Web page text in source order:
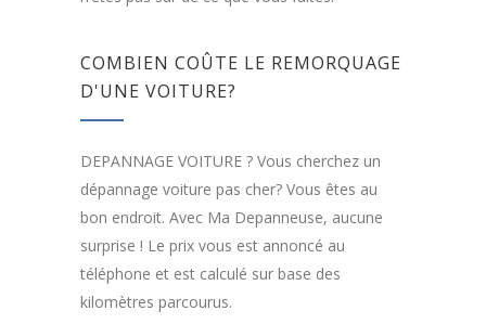
COMBIEN COÛTE LE REMORQUAGE
D'UNE VOITURE?
DEPANNAGE VOITURE ? Vous cherchez un
dépannage voiture pas cher? Vous êtes au
bon endroit. Avec Ma Depanneuse, aucune
surprise ! Le prix vous est annoncé au
téléphone et est calculé sur base des
kilomètres parcourus.